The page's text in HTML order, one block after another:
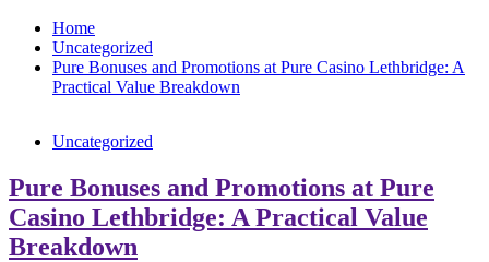
Home
Uncategorized
Pure Bonuses and Promotions at Pure Casino Lethbridge: A
Practical Value Breakdown
Uncategorized
Pure Bonuses and Promotions at Pure
Casino Lethbridge: A Practical Value
Breakdown